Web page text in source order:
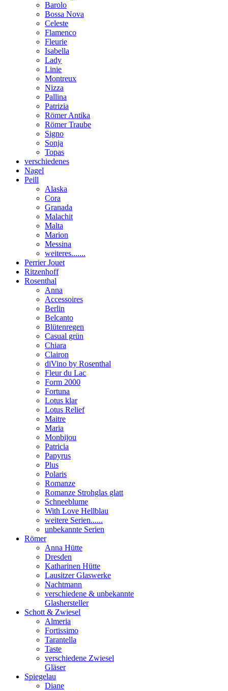
Barolo
Bossa Nova
Celeste
Flamenco
Fleurie
Isabella
Lady
Linie
Montreux
Nizza
Pallina
Patrizia
Römer Antika
Römer Traube
Signo
Sonja
Topas
verschiedenes
Nagel
Peill
Alaska
Cora
Granada
Malachit
Malta
Marion
Messina
weiteres.......
Perrier Jouet
Ritzenhoff
Rosenthal
Anna
Accessoires
Berlin
Belcanto
Blütenregen
Casual grün
Chiara
Clairon
diVino by Rosenthal
Fleur du Lac
Form 2000
Fortuna
Lotus klar
Lotus Relief
Maitre
Maria
Monbijou
Patricia
Papyrus
Plus
Polaris
Romanze
Romanze Strohglas glatt
Schneeblume
With Love Hellblau
weitere Serien......
unbekannte Serien
Römer
Anna Hütte
Dresden
Katharinen Hütte
Lausitzer Glaswerke
Nachtmann
verschiedene & unbekannte
Glashersteller
Schott & Zwiesel
Almeria
Fortissimo
Tarantella
Taste
verschiedene Zwiesel
Gläser
Spiegelau
Diane